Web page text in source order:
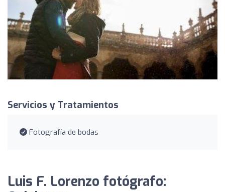
Servicios y Tratamientos
Fotografía de bodas
Luis F. Lorenzo fotógrafo: